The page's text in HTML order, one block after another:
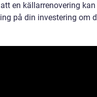
en källarrenovering
på din investering om